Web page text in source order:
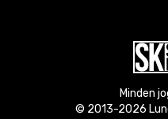
Minden
© 2013-2026